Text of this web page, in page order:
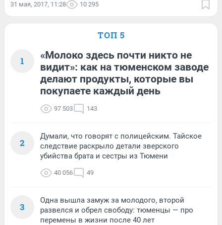
31 мая, 2017, 11:28 10 295
ТОП 5
1
«Молоко здесь почти никто не
видит»: как на тюменском заводе
делают продукты, которые вы
покупаете каждый день
97 503 143
2
Думали, что говорят с полицейским. Тайское
следствие раскрыло детали зверского
убийства брата и сестры из Тюмени
40 056 49
3
Одна вышла замуж за молодого, второй
развелся и обрел свободу: тюменцы — про
перемены в жизни после 40 лет